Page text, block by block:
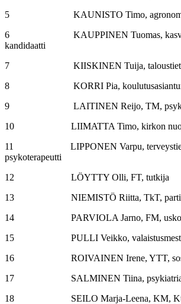
5 KAUNISTO Timo, agronomi,
6 KAUPPINEN Tuomas,
kandidaatti
7 KIISKINEN Tuija,
8 KORRI Pia,
9 LAITINEN Reijo, TM,
10 LIIMATTA Timo, kirkon
11 LIPPONEN Varpu,
psykoterapeutti
12 LÖYTTY Olli, FT, tutkija
13 NIEMISTÖ Riitta, TkT,
14 PARVIOLA Jarno, FM,
15 PULLI Veikko,
16 ROIVAINEN Irene, YTT,
17 SALMINEN Tiina, psykiatrian
18 SEILO Marja-Leena, KM,